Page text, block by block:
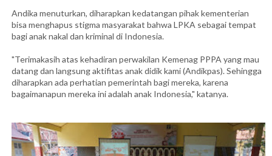
Andika menuturkan, diharapkan kedatangan pihak kementerian
bisa menghapus stigma masyarakat bahwa LPKA sebagai tempat
bagi anak nakal dan kriminal di Indonesia.
"Terimakasih atas kehadiran perwakilan Kemenag PPPA yang mau
datang dan langsung aktifitas anak didik kami (Andikpas). Sehingga
diharapkan ada perhatian pemerintah bagi mereka, karena
bagaimanapun mereka ini adalah anak Indonesia," katanya.